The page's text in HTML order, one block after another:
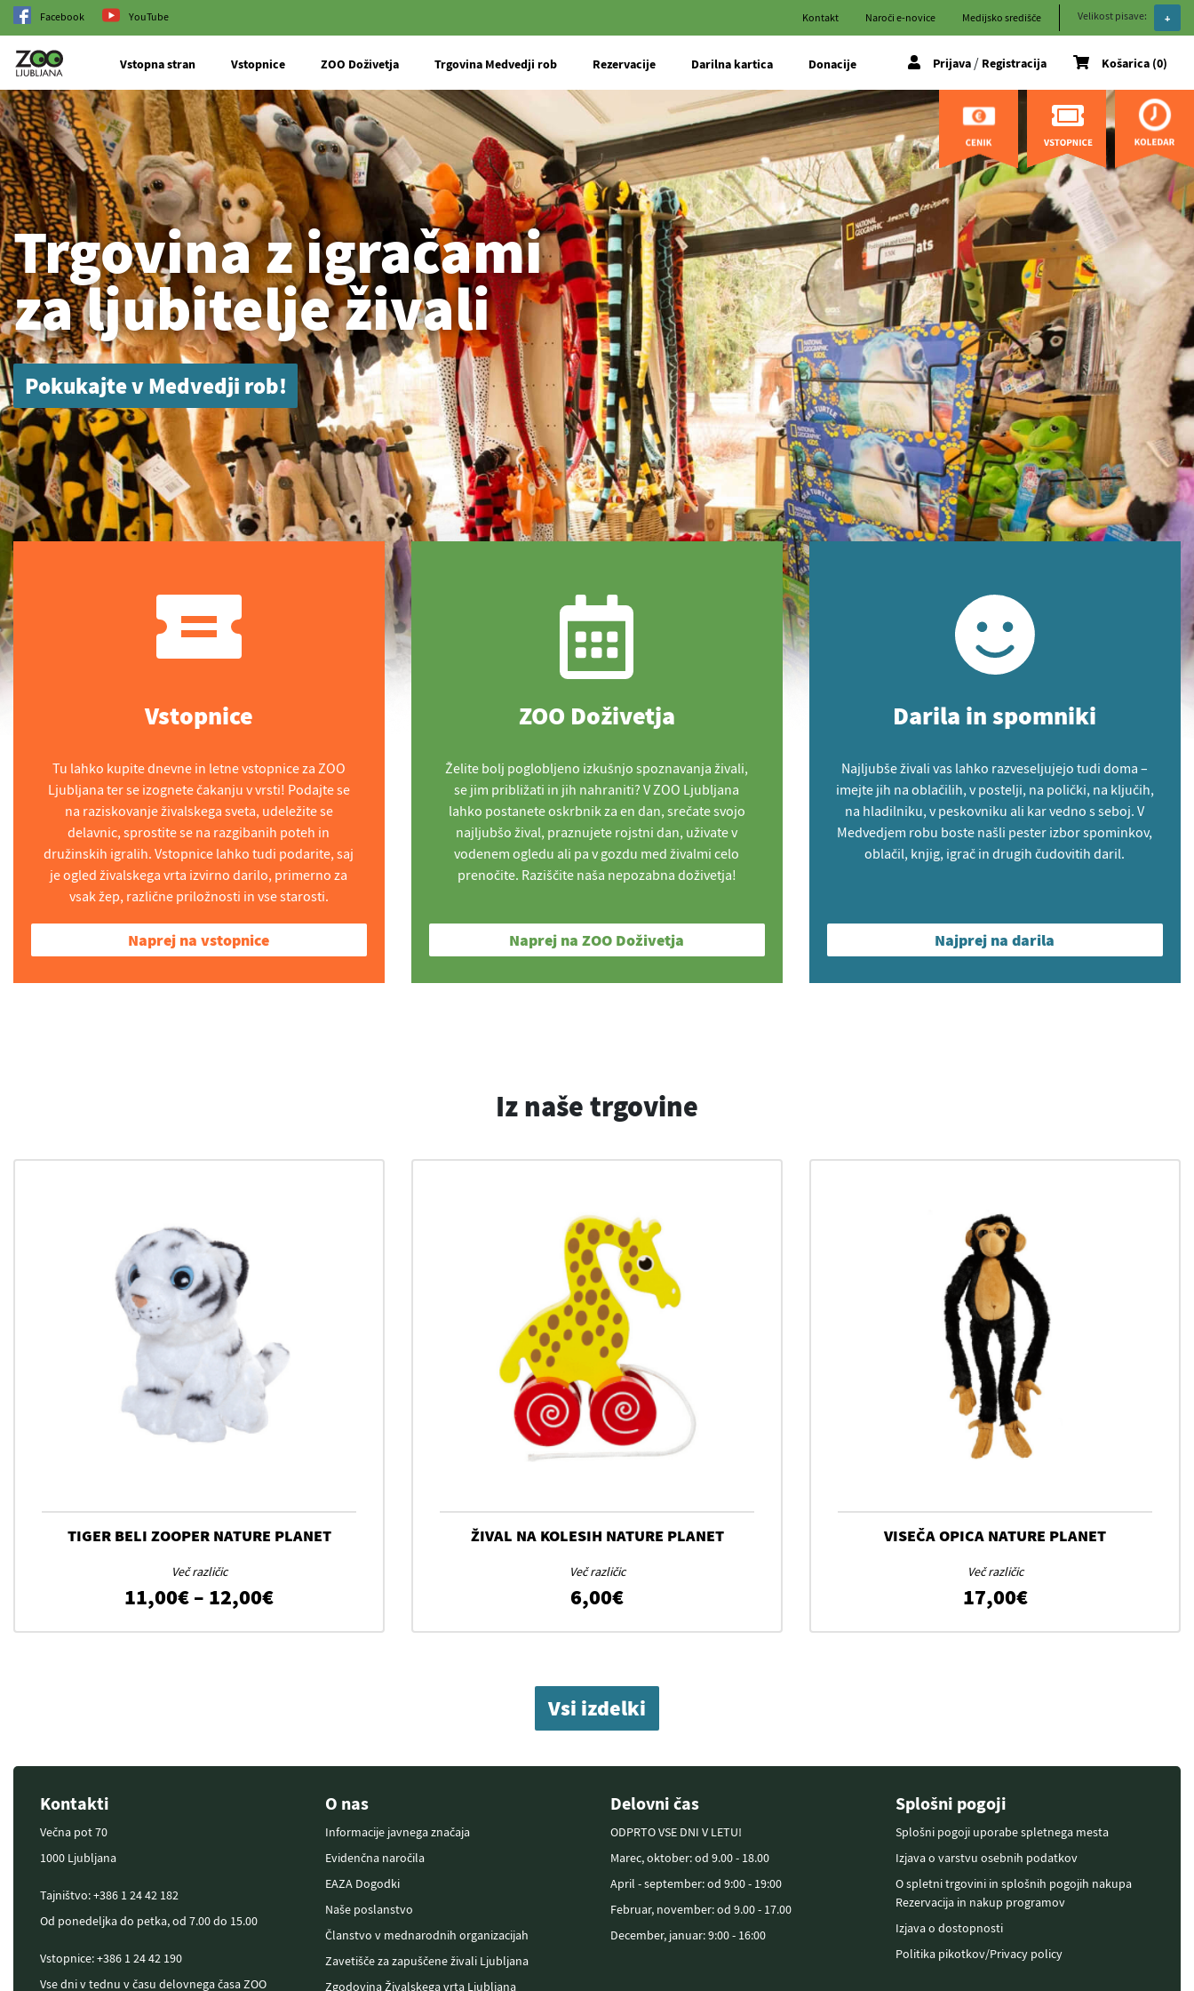
Facebook YouTube Velikost pisave: +
Kontakt Naroči e-novice Medijsko središče
Vstopna stran Vstopnice ZOO Doživetja Trgovina Medvedji rob Rezervacije Darilna kartica Donacije Prijava / Registracija Košarica (0)
Trgovina z igračami
za ljubitelje živali
Pokukajte v Medvedji rob!
Vstopnice
Tu lahko kupite dnevne in letne vstopnice za ZOO
Ljubljana ter se izognete čakanju v vrsti! Podajte se
na raziskovanje živalskega sveta, udeležite se
delavnic, sprostite se na razgibanih poteh in
družinskih igralih. Vstopnice lahko tudi podarite, saj
je ogled živalskega vrta izvirno darilo, primerno za
vsak žep, različne priložnosti in vse starosti.
Naprej na vstopnice
ZOO Doživetja
Želite bolj poglobljeno izkušnjo spoznavanja živali,
se jim približati in jih nahraniti? V ZOO Ljubljana
lahko postanete oskrbnik za en dan, srečate svojo
najljubšo žival, praznujete rojstni dan, uživate v
vodenem ogledu ali pa v gozdu med živalmi celo
prenočite. Raziščite naša nepozabna doživetja!
Naprej na ZOO Doživetja
Darila in spomniki
Najljubše živali vas lahko razveseljujejo tudi doma –
imejte jih na oblačilih, v postelji, na polički, na ključih,
na hladilniku, v peskovniku ali kar vedno s seboj. V
Medvedjem robu boste našli pester izbor spominkov,
oblačil, knjig, igrač in drugih čudovitih daril.
Najprej na darila
Iz naše trgovine
TIGER BELI ZOOPER NATURE PLANET
Več različic
11,00€– 12,00€Cenovni razpon: od 11,00€ do 12,00€
ŽIVAL NA KOLESIH NATURE PLANET
Več različic
6,00€
VISEČA OPICA NATURE PLANET
Več različic
17,00€
Vsi izdelki
Kontakti
Večna pot 70
1000 Ljubljana
Tajništvo: +386 1 24 42 182
Od ponedeljka do petka, od 7.00 do 15.00
Vstopnice: +386 1 24 42 190
Vse dni v tednu v času delovnega časa ZOO
O nas
Informacije javnega značaja
Evidenčna naročila
EAZA Dogodki
Naše poslanstvo
Članstvo v mednarodnih organizacijah
Zavetišče za zapuščene živali Ljubljana
Zgodovina Živalskega vrta Ljubljana
Delovni čas
ODPRTO VSE DNI V LETU!
Marec, oktober: od 9.00 - 18.00
April - september: od 9:00 - 19:00
Februar, november: od 9.00 - 17.00
December, januar: 9:00 - 16:00
Splošni pogoji
Splošni pogoji uporabe spletnega mesta
Izjava o varstvu osebnih podatkov
O spletni trgovini in splošnih pogojih nakupa
Rezervacija in nakup programov
Izjava o dostopnosti
Politika pikotkov/Privacy policy